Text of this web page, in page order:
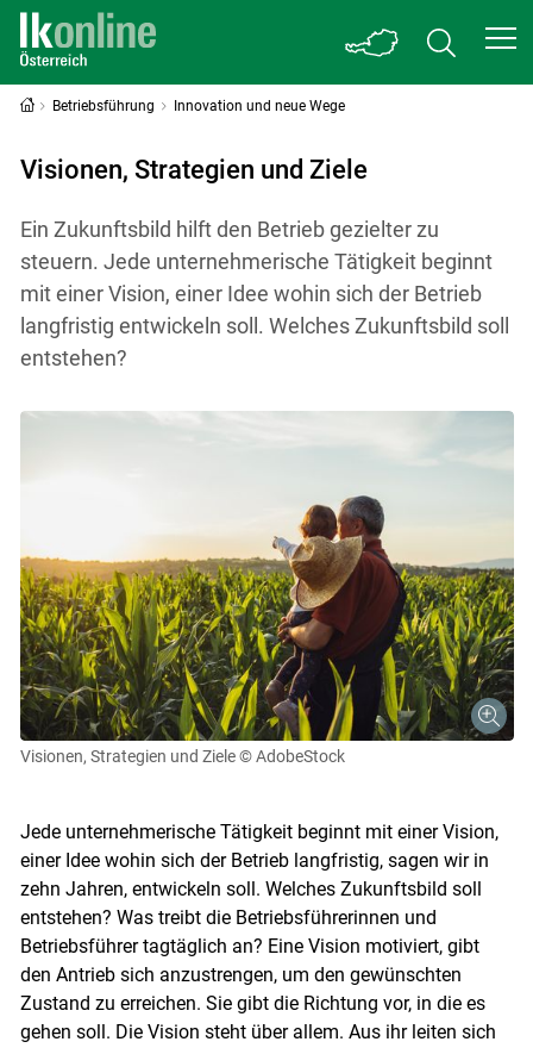
Betriebsführung Innovation und neue Wege
Visionen, Strategien und Ziele
Ein Zukunftsbild hilft den Betrieb gezielter zu
steuern. Jede unternehmerische Tätigkeit beginnt
mit einer Vision, einer Idee wohin sich der Betrieb
langfristig entwickeln soll. Welches Zukunftsbild soll
entstehen?
Visionen, Strategien und Ziele © AdobeStock
Jede unternehmerische Tätigkeit beginnt mit einer Vision,
einer Idee wohin sich der Betrieb langfristig, sagen wir in
zehn Jahren, entwickeln soll. Welches Zukunftsbild soll
entstehen? Was treibt die Betriebsführerinnen und
Betriebsführer tagtäglich an? Eine Vision motiviert, gibt
den Antrieb sich anzustrengen, um den gewünschten
Zustand zu erreichen. Sie gibt die Richtung vor, in die es
gehen soll. Die Vision steht über allem. Aus ihr leiten sich